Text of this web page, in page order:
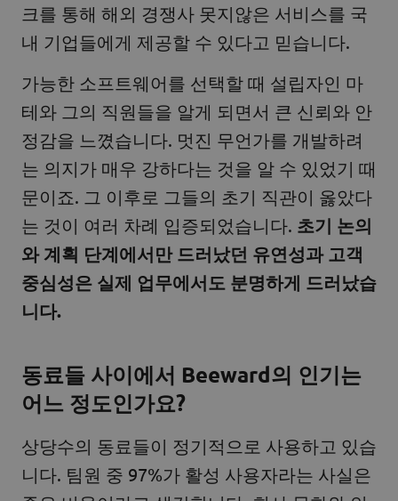
크를 통해 해외 경쟁사 못지않은 서비스를 국
내 기업들에게 제공할 수 있다고 믿습니다.
가능한 소프트웨어를 선택할 때 설립자인 마
테와 그의 직원들을 알게 되면서 큰 신뢰와 안
정감을 느꼈습니다. 멋진 무언가를 개발하려
는 의지가 매우 강하다는 것을 알 수 있었기 때
문이죠. 그 이후로 그들의 초기 직관이 옳았다
는 것이 여러 차례 입증되었습니다. 초기 논의
와 계획 단계에서만 드러났던 유연성과 고객
중심성은 실제 업무에서도 분명하게 드러났습
니다.
동료들 사이에서 Beeward의 인기는
어느 정도인가요?
상당수의 동료들이 정기적으로 사용하고 있습
니다. 팀원 중 97%가 활성 사용자라는 사실은